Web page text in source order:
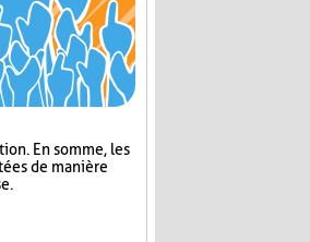
En somme, les
de manière